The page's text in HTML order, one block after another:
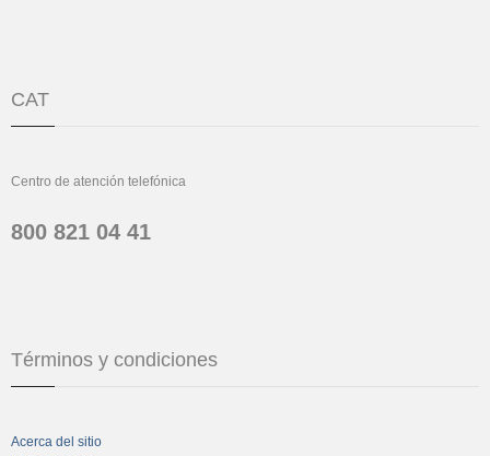
CAT
Centro de atención telefónica
800 821 04 41
Términos y condiciones
Acerca del sitio